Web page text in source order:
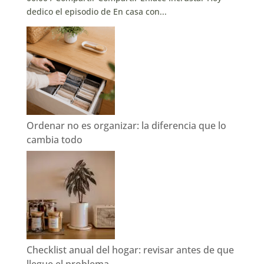
dedico el episodio de En casa con...
Ordenar no es organizar: la diferencia que lo
cambia todo
Checklist anual del hogar: revisar antes de que